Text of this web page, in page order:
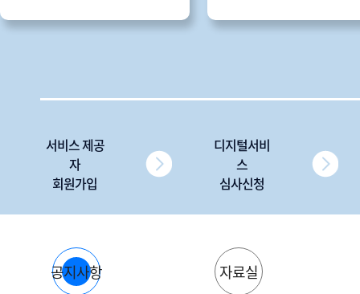
서비스 제공
자
회원가입
디지털서비
스
심사신청
공지사항 자료실